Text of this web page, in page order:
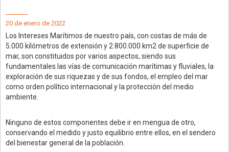
20 de enero de 2022
Los Intereses Marítimos de nuestro país, con costas de más de
5.000 kilómetros de extensión y 2.800.000 km2 de superficie de
mar, son constituidos por varios aspectos, siendo sus
fundamentales las vías de comunicación marítimas y fluviales, la
exploración de sus riquezas y de sus fondos, el empleo del mar
como orden político internacional y la protección del medio
ambiente.
Ninguno de estos componentes debe ir en mengua de otro,
conservando el medido y justo equilibrio entre ellos, en el sendero
del bienestar general de la población.